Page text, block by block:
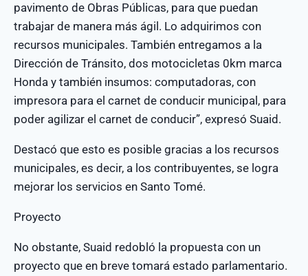
pavimento de Obras Públicas, para que puedan
trabajar de manera más ágil. Lo adquirimos con
recursos municipales. También entregamos a la
Dirección de Tránsito, dos motocicletas 0km marca
Honda y también insumos: computadoras, con
impresora para el carnet de conducir municipal, para
poder agilizar el carnet de conducir”, expresó Suaid.
Destacó que esto es posible gracias a los recursos
municipales, es decir, a los contribuyentes, se logra
mejorar los servicios en Santo Tomé.
Proyecto
No obstante, Suaid redobló la propuesta con un
proyecto que en breve tomará estado parlamentario.